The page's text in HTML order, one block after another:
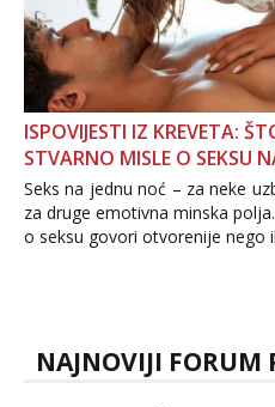
ISPOVIJESTI IZ KREVETA:
STVARNO MISLE O SEKSU
Seks na jednu noć – za neke
za druge emotivna minska
o seksu govori otvorenije nego
dalje izaziva burne
NAJNOVIJI FORUM